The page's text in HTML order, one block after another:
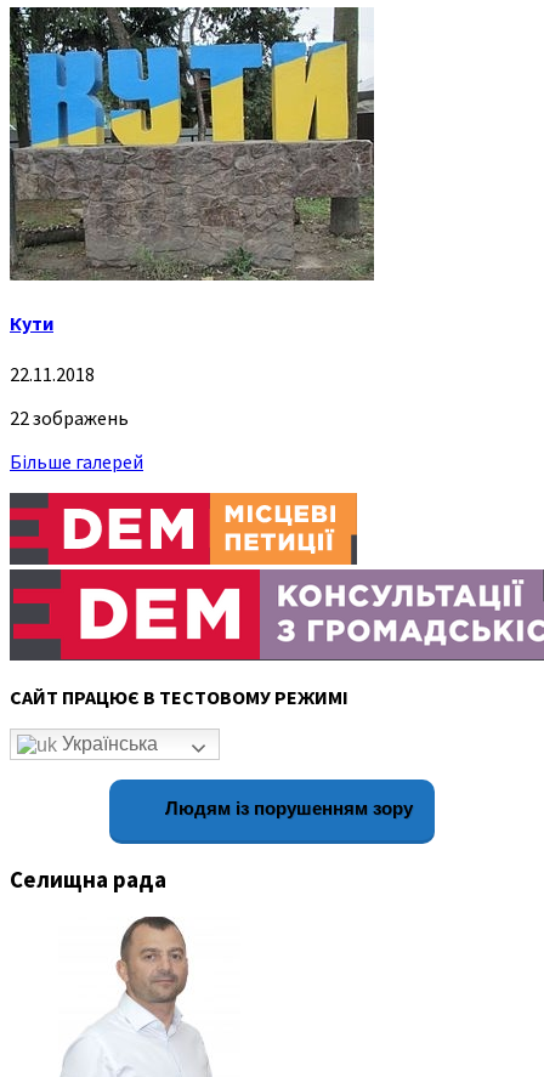
Кути
22.11.2018
22 зображень
Більше галерей
САЙТ ПРАЦЮЄ В ТЕСТОВОМУ РЕЖИМІ
Українська
Людям із порушенням зору
Селищна рада